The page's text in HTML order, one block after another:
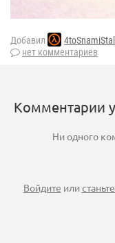
Добавил
нет комментариев
Комментарии
Ни одного
Войдите или